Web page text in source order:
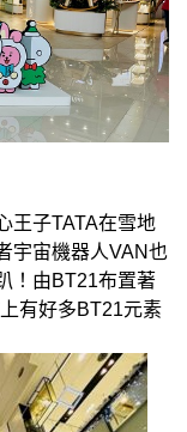
王子TATA在雪地
宇宙機器人VAN也
！由BT21布置著
有好多BT21元素